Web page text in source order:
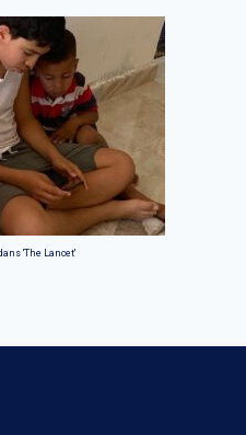
'The Lancet'